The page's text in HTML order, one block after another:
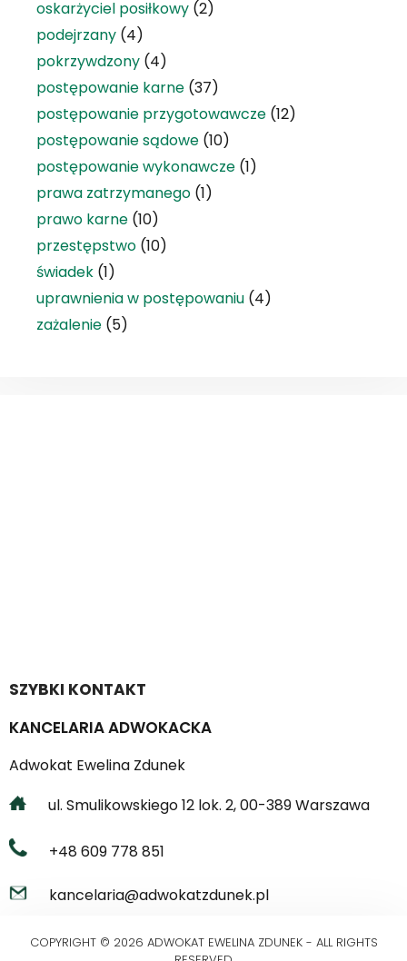
oskarżyciel posiłkowy (2)
podejrzany (4)
pokrzywdzony (4)
postępowanie karne (37)
postępowanie przygotowawcze (12)
postępowanie sądowe (10)
postępowanie wykonawcze (1)
prawa zatrzymanego (1)
prawo karne (10)
przestępstwo (10)
świadek (1)
uprawnienia w postępowaniu (4)
zażalenie (5)
SZYBKI KONTAKT
KANCELARIA ADWOKACKA
Adwokat Ewelina Zdunek
ul. Smulikowskiego 12 lok. 2, 00-389 Warszawa
+48 609 778 851
kancelaria@adwokatzdunek.pl
COPYRIGHT © 2026 ADWOKAT EWELINA ZDUNEK - ALL RIGHTS